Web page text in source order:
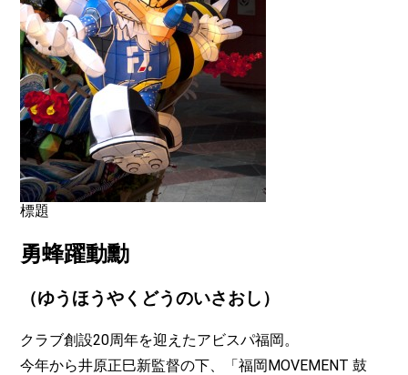
標題
勇蜂躍動勳
（ゆうほうやくどうのいさおし）
クラブ創設20周年を迎えたアビスパ福岡。
今年から井原正巳新監督の下、「福岡MOVEMENT 鼓